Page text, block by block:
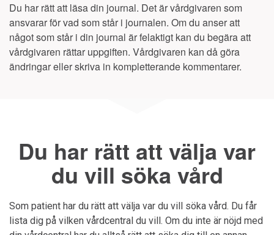
Du har rätt att läsa din journal. Det är vårdgivaren som
ansvarar för vad som står i journalen. Om du anser att
något som står i din journal är felaktigt kan du begära att
vårdgivaren rättar uppgiften. Vårdgivaren kan då göra
ändringar eller skriva in kompletterande kommentarer.
Du har rätt att välja var
du vill söka vård
Som patient har du rätt att välja var du vill söka vård. Du får
lista dig på vilken vårdcentral du vill. Om du inte är nöjd med